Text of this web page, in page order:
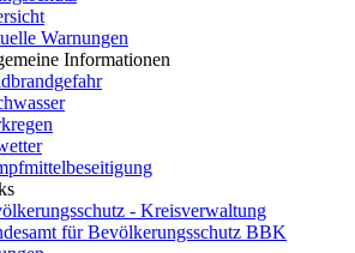
Warnungen
Informationen
- Kreisverwaltung
für Bevölkerungsschutz BBK